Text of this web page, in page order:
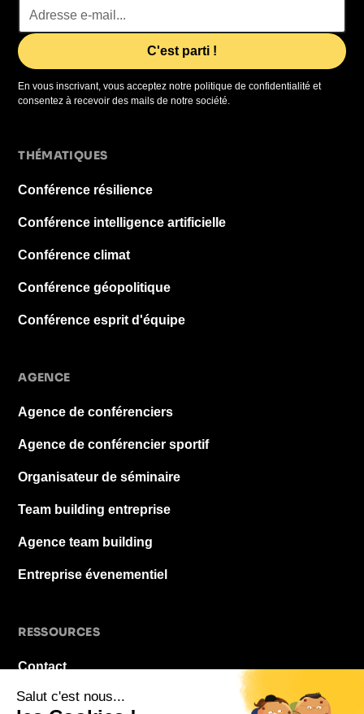
En vous inscrivant, vous acceptez notre politique de confidentialité et
consentez à recevoir des mails de notre société.
THÉMATIQUES
Conférence résilience
Conférence intelligence artificielle
Conférence climat
Conférence géopolitique
Conférence esprit d'équipe
AGENCE
Agence de conférenciers
Agence de conférencier sportif
Organisateur de séminaire
Team building entreprise
Agence team building
Entreprise évenementiel
RESSOURCES
Contact
À propos